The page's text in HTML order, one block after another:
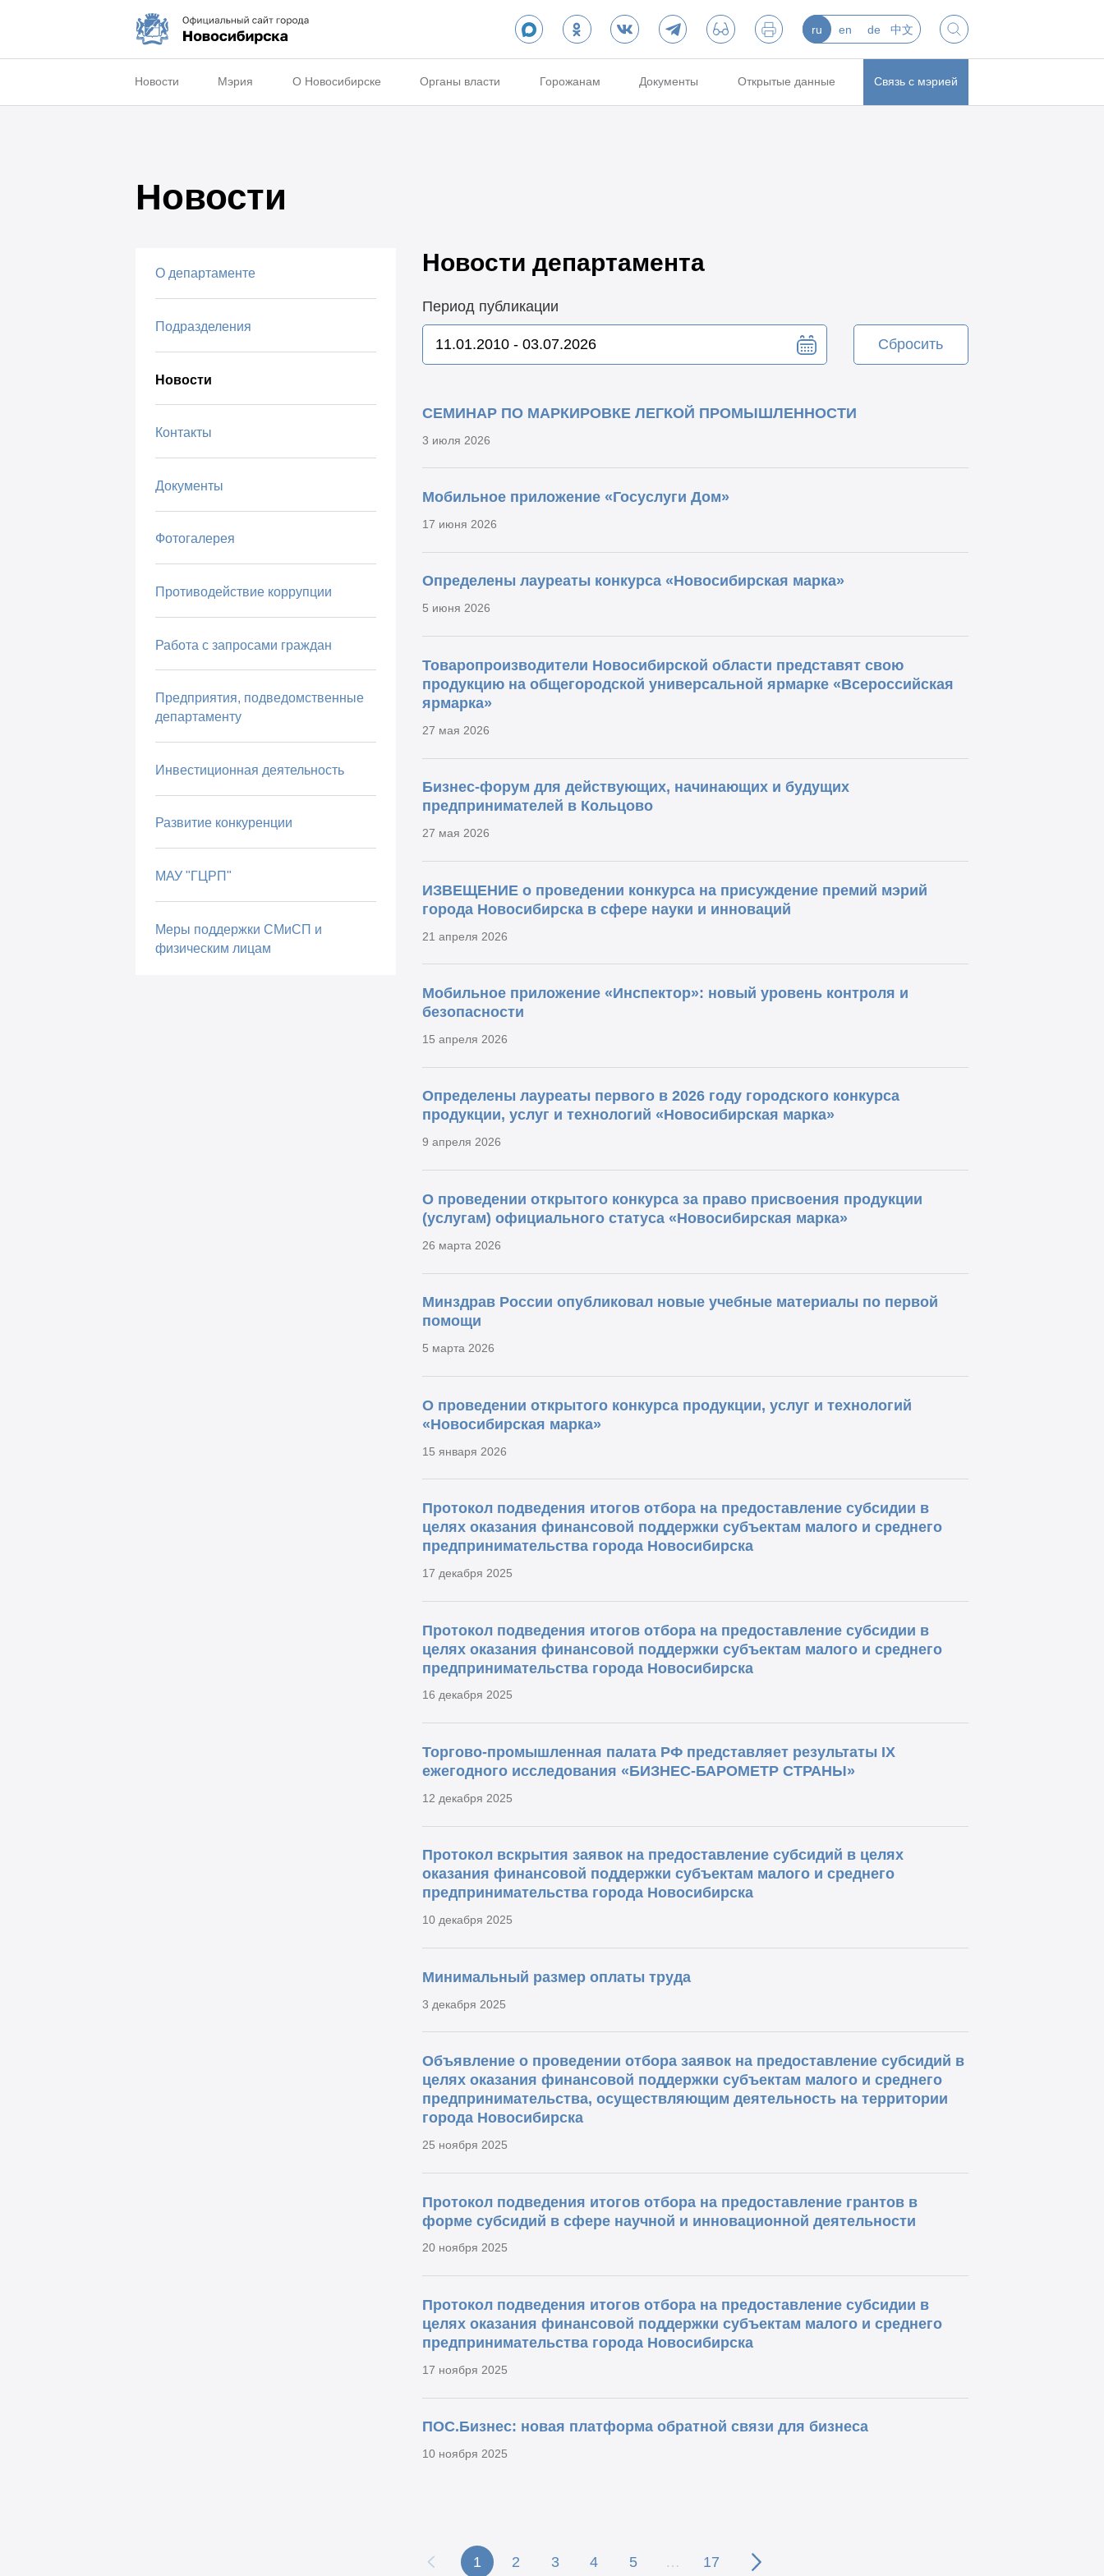
ru en de 中文
Новости Мэрия О Новосибирске Органы власти Горожанам Документы Открытые данные Связь с мэрией
Новости
О департаменте
Подразделения
Новости
Контакты
Документы
Фотогалерея
Противодействие коррупции
Работа с запросами граждан
Предприятия, подведомственные
департаменту
Инвестиционная деятельность
Развитие конкуренции
МАУ "ГЦРП"
Меры поддержки СМиСП и
физическим лицам
Новости департамента
Период публикации
Сбросить
СЕМИНАР ПО МАРКИРОВКЕ ЛЕГКОЙ ПРОМЫШЛЕННОСТИ
3 июля 2026
Мобильное приложение «Госуслуги Дом»
17 июня 2026
Определены лауреаты конкурса «Новосибирская марка»
5 июня 2026
Товаропроизводители Новосибирской области представят свою
продукцию на общегородской универсальной ярмарке «Всероссийская
ярмарка»
27 мая 2026
Бизнес-форум для действующих, начинающих и будущих
предпринимателей в Кольцово
27 мая 2026
ИЗВЕЩЕНИЕ о проведении конкурса на присуждение премий мэрий
города Новосибирска в сфере науки и инноваций
21 апреля 2026
Мобильное приложение «Инспектор»: новый уровень контроля и
безопасности
15 апреля 2026
Определены лауреаты первого в 2026 году городского конкурса
продукции, услуг и технологий «Новосибирская марка»
9 апреля 2026
О проведении открытого конкурса за право присвоения продукции
(услугам) официального статуса «Новосибирская марка»
26 марта 2026
Минздрав России опубликовал новые учебные материалы по первой
помощи
5 марта 2026
О проведении открытого конкурса продукции, услуг и технологий
«Новосибирская марка»
15 января 2026
Протокол подведения итогов отбора на предоставление субсидии в
целях оказания финансовой поддержки субъектам малого и среднего
предпринимательства города Новосибирска
17 декабря 2025
Протокол подведения итогов отбора на предоставление субсидии в
целях оказания финансовой поддержки субъектам малого и среднего
предпринимательства города Новосибирска
16 декабря 2025
Торгово-промышленная палата РФ представляет результаты IX
ежегодного исследования «БИЗНЕС-БАРОМЕТР СТРАНЫ»
12 декабря 2025
Протокол вскрытия заявок на предоставление субсидий в целях
оказания финансовой поддержки субъектам малого и среднего
предпринимательства города Новосибирска
10 декабря 2025
Минимальный размер оплаты труда
3 декабря 2025
Объявление о проведении отбора заявок на предоставление субсидий в
целях оказания финансовой поддержки субъектам малого и среднего
предпринимательства, осуществляющим деятельность на территории
города Новосибирска
25 ноября 2025
Протокол подведения итогов отбора на предоставление грантов в
форме субсидий в сфере научной и инновационной деятельности
20 ноября 2025
Протокол подведения итогов отбора на предоставление субсидии в
целях оказания финансовой поддержки субъектам малого и среднего
предпринимательства города Новосибирска
17 ноября 2025
ПОС.Бизнес: новая платформа обратной связи для бизнеса
10 ноября 2025
1 2 3 4 5 … 17